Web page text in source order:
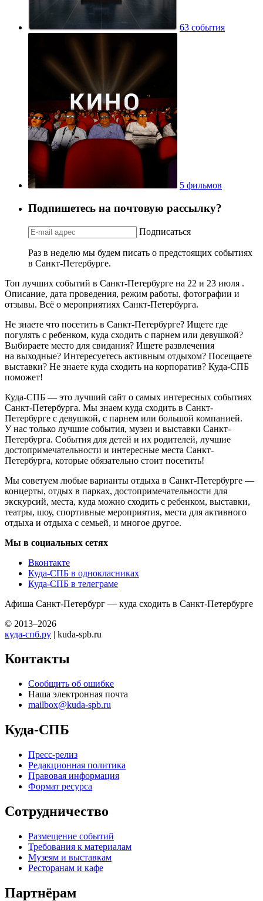
63 события
5 фильмов
Подпишетесь на почтовую рассылку?
Подписаться
Раз в неделю мы будем писать о предстоящих событиях
в Санкт-Петербурге.
Топ лучших событий в Санкт-Петербурге на 22 и 23 июля .
Описание, дата проведения, режим работы, фотографии и
отзывы. Всё о мероприятиях Санкт-Петербурга.
Не знаете что посетить в Санкт-Петербурге? Ищете где
погулять с ребенком, куда сходить с парнем или девушкой?
Выбираете место для свидания? Ищете развлечения
на выходные? Интересуетесь активным отдыхом? Посещаете
выставки? Не знаете куда сходить на корпоратив? Куда-СПБ
поможет!
Куда-СПБ — это лучший сайт о самых интересных событиях
Санкт-Петербурга. Мы знаем куда сходить в Санкт-
Петербурге с девушкой, с парнем или большой компанией.
У нас только лучшие события, музеи и выставки Санкт-
Петербурга. События для детей и их родителей, лучшие
достопримечательности и интересные места Санкт-
Петербурга, которые обязательно стоит посетить!
Мы советуем любые варианты отдыха в Санкт-Петербурге —
концерты, отдых в парках, достопримечательности для
экскурсий, места, куда можно сходить с ребенком, выставки,
театры, шоу, спортивные мероприятия, места для активного
отдыха и отдыха с семьей, и многое другое.
Мы в социальных сетях
Вконтакте
Куда-СПБ в однокласниках
Куда-СПБ в телеграме
Афиша Санкт-Петербург — куда сходить в Санкт-Петербурге
© 2013–2026
куда-спб.ру | kuda-spb.ru
Контакты
Сообщить об ошибке
Наша электронная почта
mailbox@kuda-spb.ru
Куда-СПБ
Пресс-релиз
Редакционная политика
Правовая информация
Формат ресурса
Сотрудничество
Размещение событий
Требования к материалам
Музеям и выставкам
Ресторанам и кафе
Партнёрам